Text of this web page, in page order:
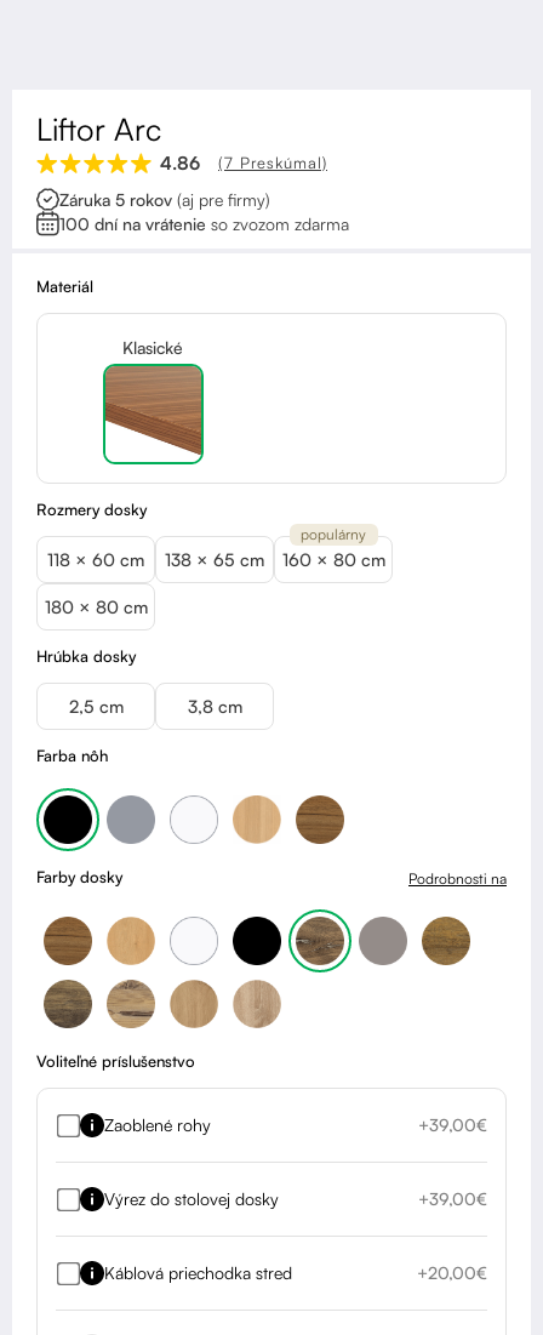
Stojany na monitor - Riser
Skrinky so zásuvkami a zásuvky
Akustické paravány
Opierky
Liftor Arc
4.86 (7 Preskúmal)
Záruka 5 rokov (aj pre firmy)
100 dní na vrátenie so zvozom zdarma
Materiál
Klasické
Farba nôh
Hrúbka dosky
2,5 cm 3,8 cm
Rozmery dosky
118 × 60 cm 138 × 65 cm 160 × 80 cm
populárny
180 × 80 cm
Farby dosky Podrobnosti na
Voliteľné príslušenstvo
Zaoblené rohy +39,00€
Výrez do stolovej dosky +39,00€
Káblová priechodka stred +20,00€